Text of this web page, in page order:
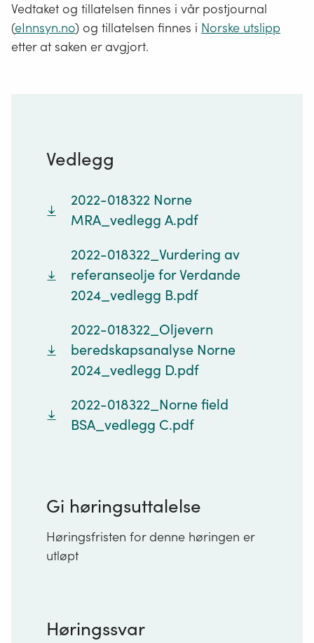
Vedtaket og tillatelsen finnes i vår postjournal
(eInnsyn.no) og tillatelsen finnes i Norske utslipp
etter at saken er avgjort.
Vedlegg
2022-018322 Norne
MRA_vedlegg A.pdf
2022-018322_Vurdering av
referanseolje for Verdande
2024_vedlegg B.pdf
2022-018322_Oljevern
beredskapsanalyse Norne
2024_vedlegg D.pdf
2022-018322_Norne field
BSA_vedlegg C.pdf
Gi høringsuttalelse
Høringsfristen for denne høringen er
utløpt
Høringssvar